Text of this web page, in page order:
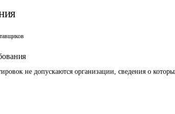
не допускаются организации, сведения о